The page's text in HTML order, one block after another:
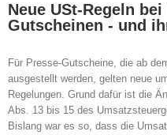
Bild
Neue USt-Regeln bei
Gutscheinen - und
Für Presse-Gutscheine, die ab
ausgestellt werden, gelten neue
Regelungen. Grund dafür ist die
Abs. 13 bis 15 des
Bislang war es so, dass die